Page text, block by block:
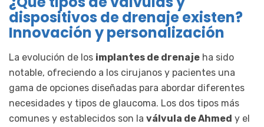
dispositivos de drenaje existen?
Innovación y personalización
La evolución de los implantes de drenaje ha sido
notable, ofreciendo a los cirujanos y pacientes una
gama de opciones diseñadas para abordar diferentes
necesidades y tipos de glaucoma. Los dos tipos más
comunes y establecidos son la válvula de Ahmed y el